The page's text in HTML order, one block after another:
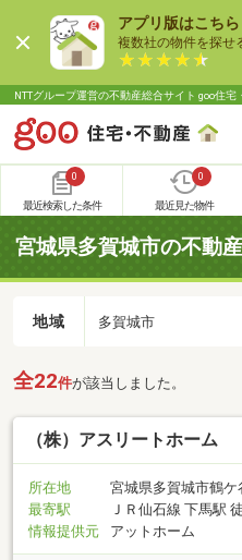
アプリ版はこちら
複数社の物件を探せ
NTTグループ運営の不動産総合サイト goo住宅
0
最近検索した条件
0
最近見た物件
宮城県多賀城市の不動
地域 多賀城市
全22件が該当しました。
（株）アスリートホーム
所在地
宮城県多賀城市鶴ケ
最寄駅
ＪＲ仙石線 下馬駅
情報提供元
アットホーム